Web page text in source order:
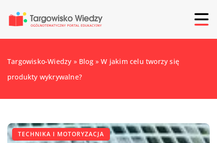
Targowisko-Wiedzy » Blog»W jakim celu tworzy się
produkty wykrywalne?
TECHNIKA I MOTORYZACJA